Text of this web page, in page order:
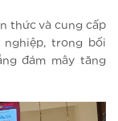
thức và cung cấp
trong bối
đám mây tăng